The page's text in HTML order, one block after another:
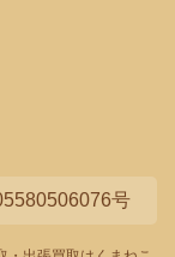
号